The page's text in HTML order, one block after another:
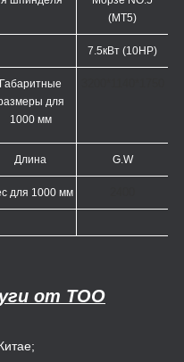
(MT5)
7.5кВт (10HP)
Габаритные
для
1000 мм
Длина G.W
для 1000 мм
от TOO